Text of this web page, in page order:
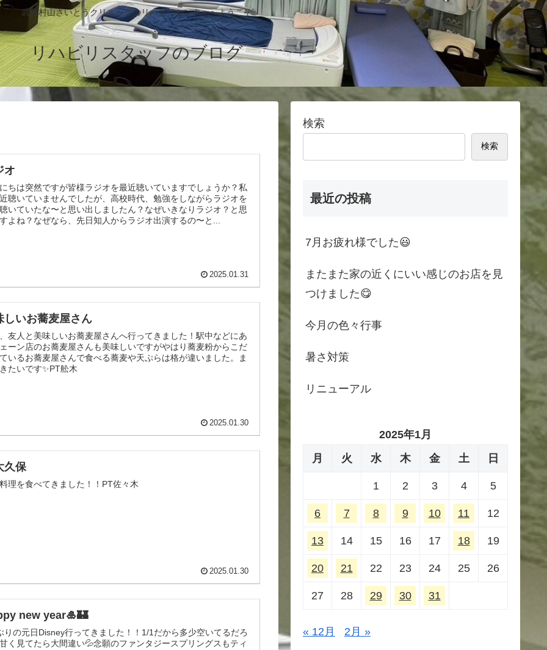
武蔵村山さいとうクリニックのリハビリセンターへようこそ
リハビリスタッフのブログ
オ
ちは突然ですが皆様ラジオを最近聴いていますでしょうか？私
聴いていませんでしたが、高校時代、勉強をしながらラジオを
いていたな〜と思い出しましたん？なぜいきなりラジオ？と思
よね？なぜなら、先日知人からラジオ出演するの〜と...
2025.01.31
しいお蕎麦屋さん
友人と美味しいお蕎麦屋さんへ行ってきました！駅中などにあ
ーン店のお蕎麦屋さんも美味しいですがやはり蕎麦粉からこだ
いるお蕎麦屋さんで食べる蕎麦や天ぷらは格が違いました。ま
たいです✨PT舩木
2025.01.30
久保
理を食べてきました！！PT佐々木
2025.01.30
new year🎍🏰
りの元日Disney行ってきました！！1/1だから多少空いてるだろ
く見てたら大間違い💦念願のファンタジースプリングスもティ
検索
検索
最近の投稿
7月お疲れ様でした😃
またまた家の近くにいい感じのお店を見
つけました😋
今月の色々行事
暑さ対策
リニューアル
2025年1月
月
火 水 木 金 土 日
1 2 3 4 5
6 7 8 9 10 11 12
13 14 15 16 17 18 19
20 21 22 23 24 25 26
27 28 29 30 31
« 12月 2月 »